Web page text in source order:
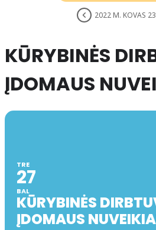
2022 M. KOVAS
KŪRYBINĖS
ĮDOMAUS
TRE
27
BAL
KŪRYBINĖS
ĮDOMAUS